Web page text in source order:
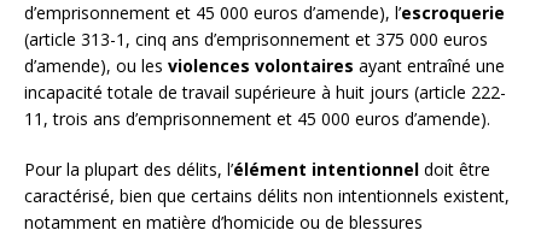
d’emprisonnement et 45 000 euros d’amende), l’escroquerie
(article 313-1, cinq ans d’emprisonnement et 375 000 euros
d’amende), ou les violences volontaires ayant entraîné une
incapacité totale de travail supérieure à huit jours (article 222-
11, trois ans d’emprisonnement et 45 000 euros d’amende).
Pour la plupart des délits, l’élément intentionnel doit être
caractérisé, bien que certains délits non intentionnels existent,
notamment en matière d’homicide ou de blessures